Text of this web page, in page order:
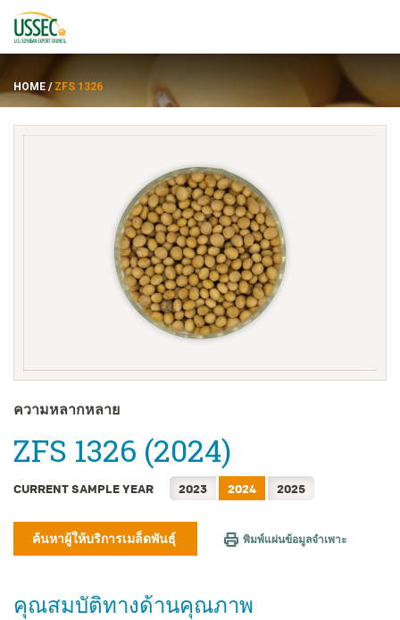
ENGLISH
FRANÇAIS
한국어
简体中文
TIẾNG VIỆT
HOME / ZFS 1326
ความหลากหลาย
ZFS 1326 (2024)
CURRENT SAMPLE YEAR 2023 2024 2025
ค้นหาผู้ให้บริการเมล็ดพันธุ์ พิมพ์แผ่นข้อมูลจำเพาะ
คุณสมบัติทางด้านคุณภาพ